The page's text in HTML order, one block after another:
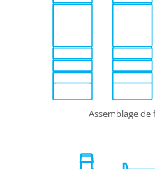
Assemblage